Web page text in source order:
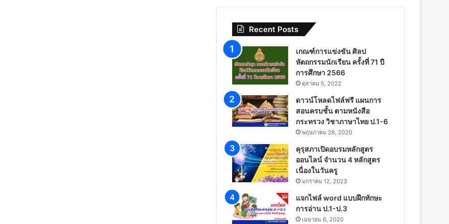
Recent Posts
เกณฑ์การแข่งขัน ศิลป
หัตถกรรมนักเรียน ครั้งที่ 71 ปี
การศึกษา 2566
ตุลาคม 5, 2022
ดาวน์โหลดไฟล์ฟรี แผนการ
สอนครบชั้น ตามหนังสือ
กระทรวง วิชาภาษาไทย ป.1-6
พฤษภาคม 28, 2020
คุรุสภาเปิดอบรมหลักสูตร
ออนไลน์ จำนวน 4 หลักสูตร
เนื่องในวันครู
มกราคม 12, 2023
แจกไฟล์ word แบบฝึกทักษะ
การอ่าน ป.1-ป.3
เมษายน 6, 2020